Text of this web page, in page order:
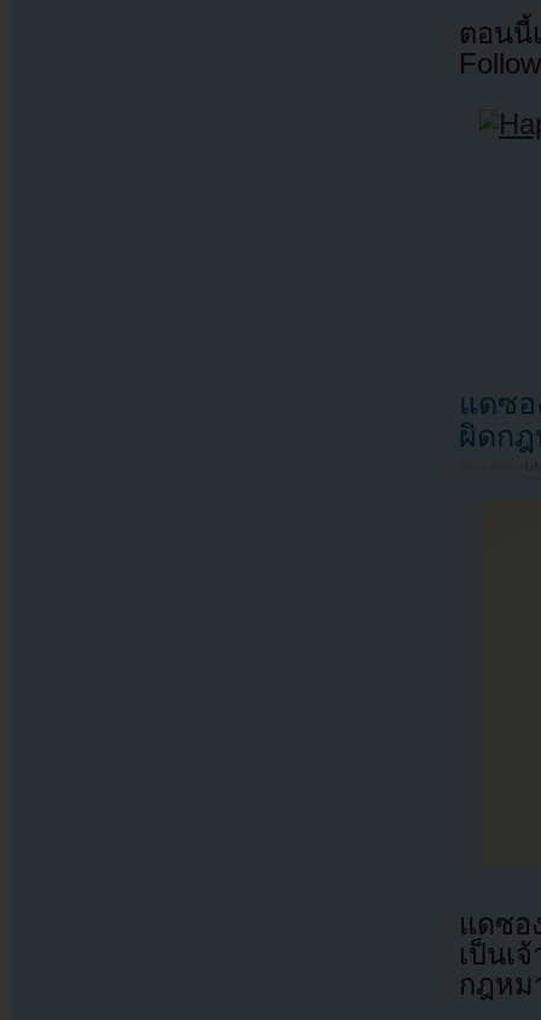
ตอนนี้
แดซอ
ผิดกฎ
แดซอ
เป็นเ
กฎหม